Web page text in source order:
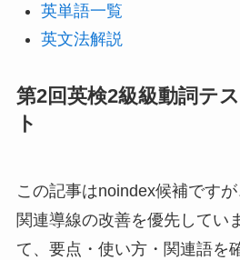
英単語一覧
英文法解説
第2回英検2級級動詞テ
ト
この記事はnoindex候補です
関連導線の改善を優先してい
て、要点・使い方・関連語を